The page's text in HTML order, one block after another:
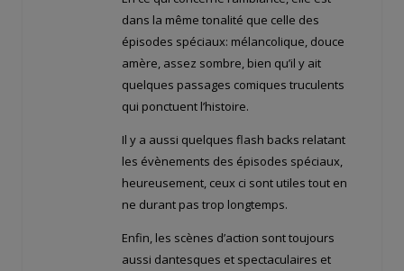
dans la même tonalité que celle des
épisodes spéciaux: mélancolique, douce
amère, assez sombre, bien qu’il y ait
quelques passages comiques truculents
qui ponctuent l’histoire.
Il y a aussi quelques flash backs relatant
les évènements des épisodes spéciaux,
heureusement, ceux ci sont utiles tout en
ne durant pas trop longtemps.
Enfin, les scènes d’action sont toujours
aussi dantesques et spectaculaires et